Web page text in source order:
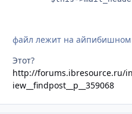
файл лежит на айпибишном
Этот?
http://forums.ibresource.ru/
iew__findpost__p__359068